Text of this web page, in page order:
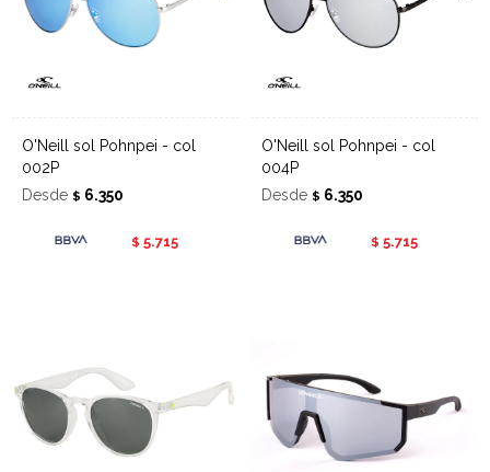
O'Neill sol Pohnpei - col
002P
Desde $ 6.350
$ 5.715
O'Neill sol Pohnpei - col
004P
Desde $ 6.350
$ 5.715